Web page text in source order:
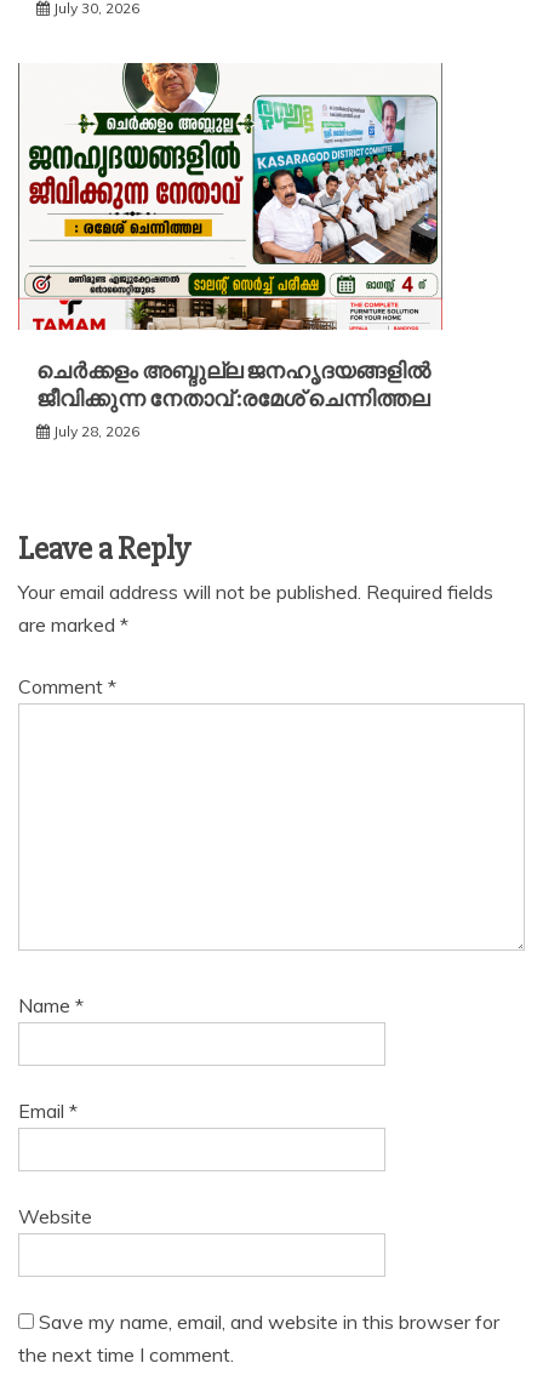
July 30, 2026
ചെർക്കളം അബ്ദുല്ല ജനഹൃദയങ്ങളിൽ
ജീവിക്കുന്ന നേതാവ് :രമേശ് ചെന്നിത്തല
July 28, 2026
Leave a Reply
Your email address will not be published. Required fields
are marked *
Comment *
Name *
Email *
Website
Save my name, email, and website in this browser for
the next time I comment.